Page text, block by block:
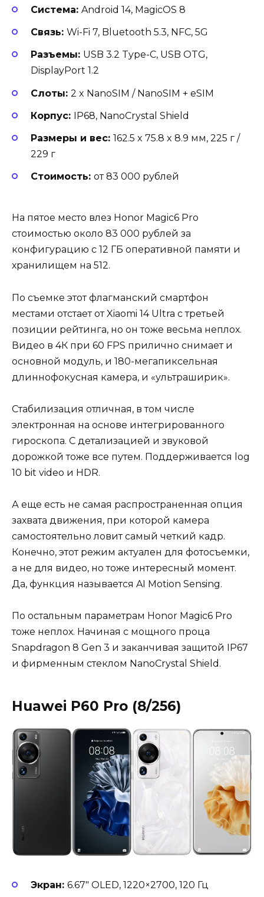
Система: Android 14, MagicOS 8
Связь: Wi-Fi 7, Bluetooth 5.3, NFC, 5G
Разъемы: USB 3.2 Type-C, USB OTG,
DisplayPort 1.2
Слоты: 2 x NanoSIM / NanoSIM + eSIM
Корпус: IP68, NanoCrystal Shield
Размеры и вес: 162.5 x 75.8 x 8.9 мм, 225 г /
229 г
Стоимость: от 83 000 рублей
На пятое место влез Honor Magic6 Pro
стоимостью около 83 000 рублей за
конфигурацию с 12 ГБ оперативной памяти и
хранилищем на 512.
По съемке этот флагманский смартфон
местами отстает от Xiaomi 14 Ultra с третьей
позиции рейтинга, но он тоже весьма неплох.
Видео в 4К при 60 FPS прилично снимает и
основной модуль, и 180-мегапиксельная
длиннофокусная камера, и «ультраширик».
Стабилизация отличная, в том числе
электронная на основе интегрированного
гироскопа. С детализацией и звуковой
дорожкой тоже все путем. Поддерживается log
10 bit video и HDR.
А еще есть не самая распространенная опция
захвата движения, при которой камера
самостоятельно ловит самый четкий кадр.
Конечно, этот режим актуален для фотосъемки,
а не для видео, но тоже интересный момент.
Да, функция называется AI Motion Sensing.
По остальным параметрам Honor Magic6 Pro
тоже неплох. Начиная с мощного проца
Snapdragon 8 Gen 3 и заканчивая защитой IP67
и фирменным стеклом NanoCrystal Shield.
Huawei P60 Pro (8/256)
Экран: 6.67″ OLED, 1220×2700, 120 Гц